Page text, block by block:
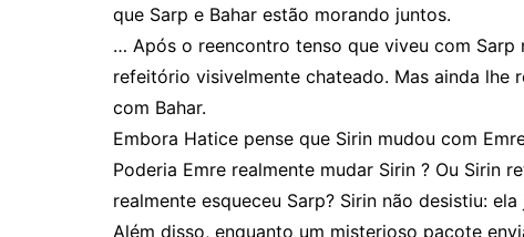
que Sarp e Bahar estão morando juntos.
… Após o reencontro tenso que viveu com Sarp
refeitório visivelmente chateado. Mas ainda lhe
com Bahar.
Embora Hatice pense que Sirin mudou com
Poderia Emre realmente mudar Sirin ? Ou Sirin
realmente esqueceu Sarp? Sirin não desistiu:
Além disso, enquanto um misterioso pacote